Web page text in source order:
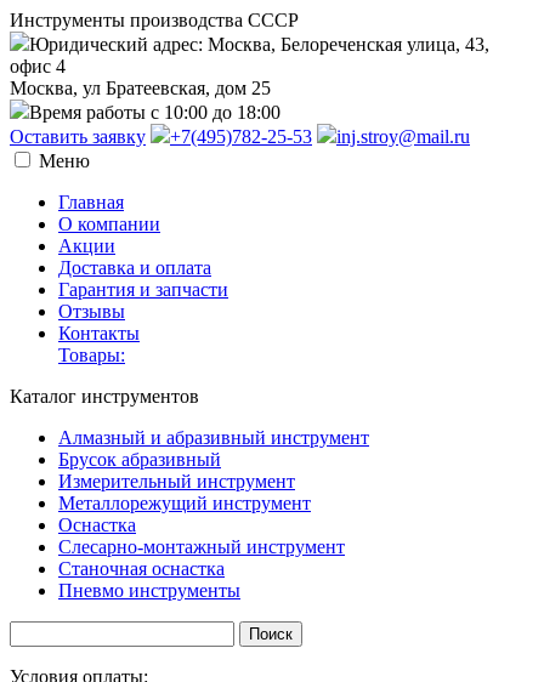
Инструменты производства СССР
Юридический адрес: Москва, Белореченская улица, 43,
офис 4
Москва, ул Братеевская, дом 25
Время работы с 10:00 до 18:00
Оставить заявку
+7(495)782-25-53
inj.stroy@mail.ru
Меню
Главная
О компании
Акции
Доставка и оплата
Гарантия и запчасти
Отзывы
Контакты
Товары:
Каталог инструментов
Алмазный и абразивный инструмент
Брусок абразивный
Измерительный инструмент
Металлорежущий инструмент
Оснастка
Слесарно-монтажный инструмент
Станочная оснастка
Пневмо инструменты
Условия оплаты: